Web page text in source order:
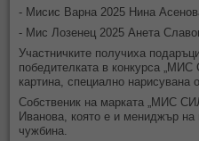
- Мисис Варна 2025 Нина
- Мис Лозенец 2025 Анета
Участничките получиха
победителката в конкурса
картина, специално
Собственик на марката „МИС
Иванова, която е и мениджър
чужбина.